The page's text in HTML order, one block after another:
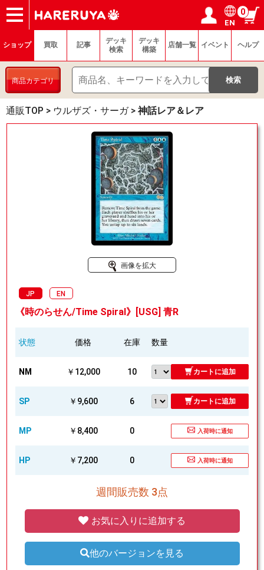
ショップ
買取
記事
デッキ検索
デッキ構築
選手一覧
店舗一覧
イベント
ヘルプ
お問い合わせ ログイン／会員登録
マイページ
EN
0
ショップ 買取 記事
デッキ
検索
デッキ
構築
店舗一覧 イベント ヘルプ
商品カテゴリ
通販TOP > ウルザズ・サーガ > 神話レア＆レア
画像を拡大
JP EN
《時のらせん/Time Spiral》[USG] 青R
状態 価格 在庫 数量
NM ￥12,000 10 カートに追加
SP ￥9,600 6 カートに追加
MP ￥8,400 0 入荷時に通知
HP ￥7,200 0 入荷時に通知
週間販売数 3点
お気に入りに追加する
他のバージョンを見る